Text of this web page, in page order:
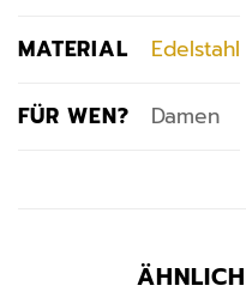
MATERIAL Edelstahl
FÜR WEN? Damen